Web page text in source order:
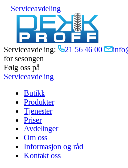
Serviceavdeling
Serviceavdeling: 21 56 46 00
for sesongen
Følg oss på
Serviceavdeling
Butikk
Produkter
Tjenester
Priser
Avdelinger
Om oss
Informasjon og råd
Kontakt oss